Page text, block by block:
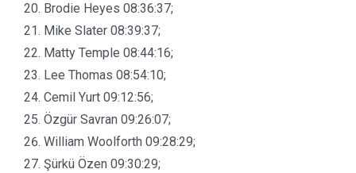
Brodie Heyes 08:36:37;
Mike Slater 08:39:37;
Matty Temple 08:44:16;
Lee Thomas 08:54:10;
Cemil Yurt 09:12:56;
Özgür Savran 09:26:07;
William Woolforth 09:28:29;
Şürkü Özen 09:30:29;